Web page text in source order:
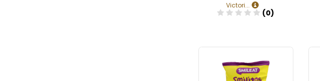
Victori...
(0)